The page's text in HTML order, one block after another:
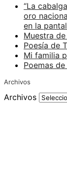
“La
oro
en la
Muestra
Poesía de
Mi familia
Poemas
Archivos
Archivos